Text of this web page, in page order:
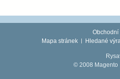
Obchodní
Mapa stránek
Hledané
© 2008 Magento